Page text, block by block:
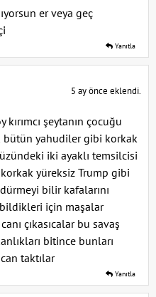
er veya geç
Yanıtla
5 ay önce eklendi.
kırımcı şeytanın çocuğu
bütün yahudiler gibi korkak
iki ayaklı temsilcisi
yüreksiz Trump gibi
bilir kafalarını
için maşalar
çıkasıcalar bu savaş
bitince bunları
taktılar
Yanıtla